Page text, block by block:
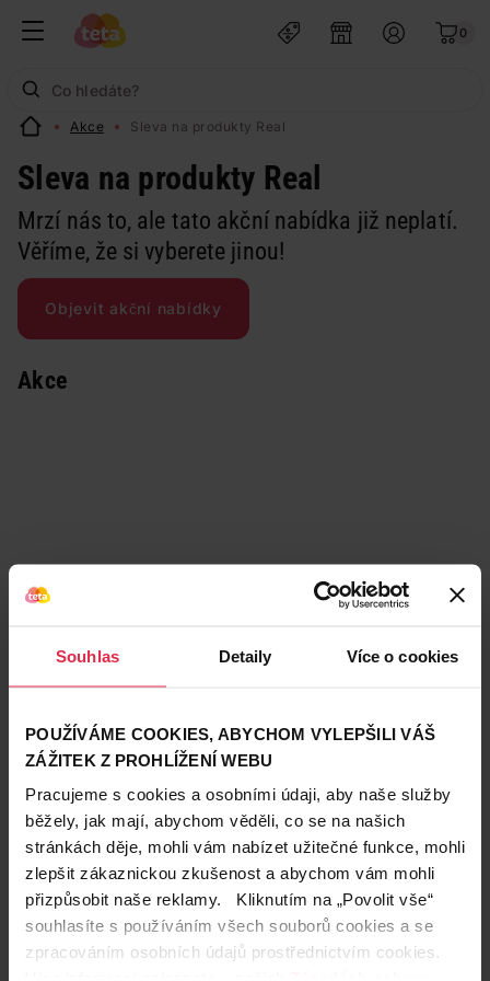
Souhlas Detaily Více o cookies
POUŽÍVÁME COOKIES, ABYCHOM VYLEPŠILI VÁŠ
ZÁŽITEK Z PROHLÍŽENÍ WEBU
Pracujeme s cookies a osobními údaji, aby naše služby
běžely, jak mají, abychom věděli, co se na našich
stránkách děje, mohli vám nabízet užitečné funkce, mohli
zlepšit zákaznickou zkušenost a abychom vám mohli
přizpůsobit naše reklamy. Kliknutím na „Povolit vše“
souhlasíte s používáním všech souborů cookies a se
zpracováním osobních údajů prostřednictvím cookies.
0
Akce Sleva na produkty Real
Sleva na produkty Real
Mrzí nás to, ale tato akční nabídka již neplatí.
Věříme, že si vyberete jinou!
Objevit akční nabídky
Akce
Teta prodejny a služby